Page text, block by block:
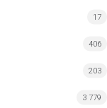
17
406
203
3 779